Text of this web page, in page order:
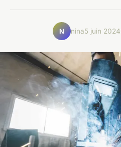
N nina5 juin 2024